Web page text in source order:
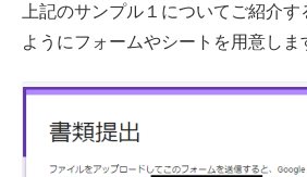
上記のサンプル１についてご紹介
ようにフォームやシートを用意しま